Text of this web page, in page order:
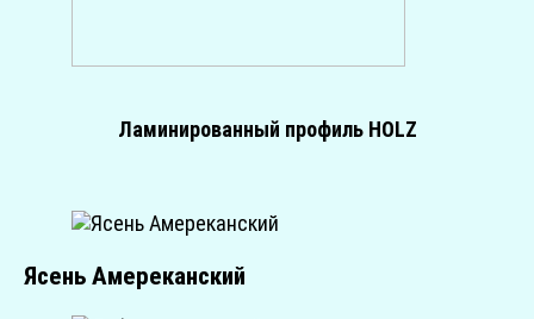
Ламинированный профиль HOLZ
Ясень Амереканский